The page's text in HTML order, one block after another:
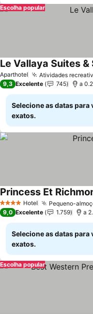
Escolha popular
Aparthotel Atividades
Le Vallaya Suites &
9,3 Excelente 745 a
Selecione as datas para
exatos.
4 EstrelasHotel Pequeno-
Princess Et
9,0 Excelente 1.759 a
Selecione as datas para
exatos.
Escolha popular